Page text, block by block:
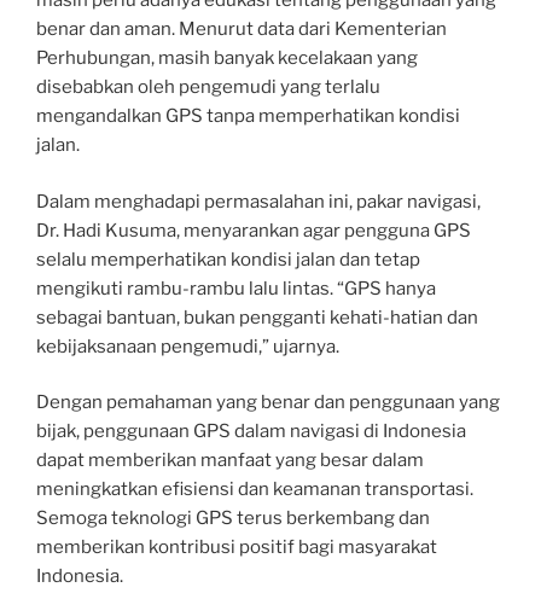
benar dan aman. Menurut data dari Kementerian
Perhubungan, masih banyak kecelakaan yang
disebabkan oleh pengemudi yang terlalu
mengandalkan GPS tanpa memperhatikan kondisi
jalan.
Dalam menghadapi permasalahan ini, pakar navigasi,
Dr. Hadi Kusuma, menyarankan agar pengguna GPS
selalu memperhatikan kondisi jalan dan tetap
mengikuti rambu-rambu lalu lintas. “GPS hanya
sebagai bantuan, bukan pengganti kehati-hatian dan
kebijaksanaan pengemudi,” ujarnya.
Dengan pemahaman yang benar dan penggunaan yang
bijak, penggunaan GPS dalam navigasi di Indonesia
dapat memberikan manfaat yang besar dalam
meningkatkan efisiensi dan keamanan transportasi.
Semoga teknologi GPS terus berkembang dan
memberikan kontribusi positif bagi masyarakat
Indonesia.